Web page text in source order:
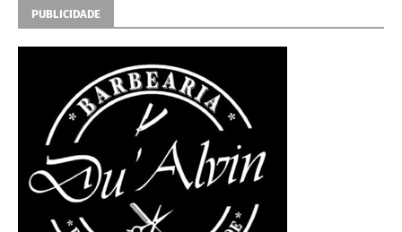
PUBLICIDADE